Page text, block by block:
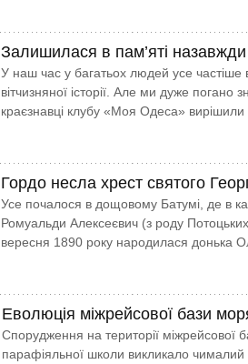
Залишилася в пам’яті назавжди
У наш час у багатьох людей усе частіше
вітчизняної історії. Але ми дуже погано
краєзнавці клубу «Моя Одеса»
Гордо несла хрест святого
Усе почалося в дощовому Батумі, де в
Ромуальди Алексеєвич (з роду
вересня 1890 року народилася донька
Еволюція міжрейсової бази
Спорудження на території міжрейсової
парафіяльної школи викликало чималий